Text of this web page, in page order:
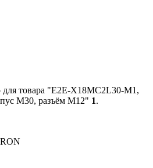
товара "E2E-X18MC2L30-M1,
М30, разъём M12" 1.